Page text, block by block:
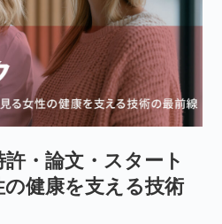
・論文・スタート
健康を支える技術